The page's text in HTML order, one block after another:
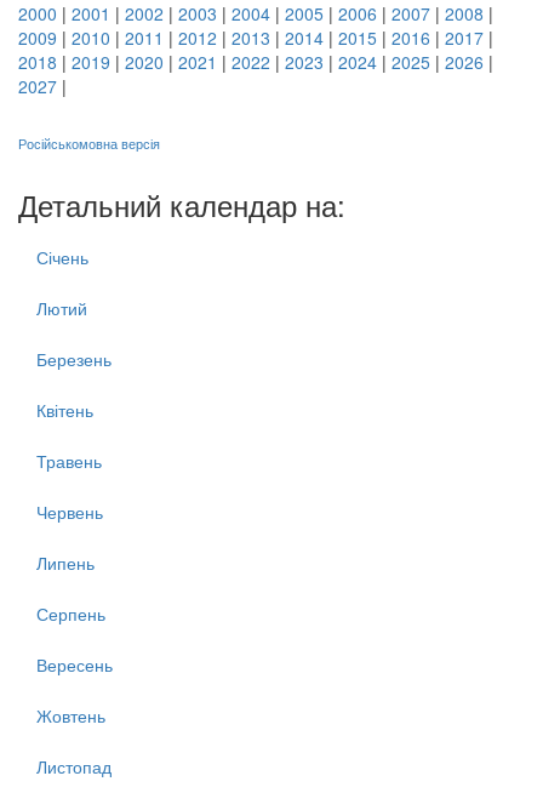
2000 | 2001 | 2002 | 2003 | 2004 | 2005 | 2006 | 2007 | 2008 |
2009 | 2010 | 2011 | 2012 | 2013 | 2014 | 2015 | 2016 | 2017 |
2018 | 2019 | 2020 | 2021 | 2022 | 2023 | 2024 | 2025 | 2026 |
2027 |
Російськомовна версія
Детальний календар на:
Січень
Лютий
Березень
Квітень
Травень
Червень
Липень
Серпень
Вересень
Жовтень
Листопад